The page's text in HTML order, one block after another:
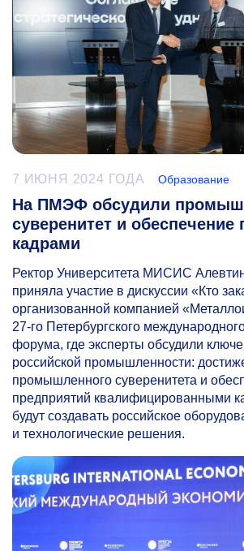
7 ИЮНЯ 2024 ГОДА Образование
На ПМЭФ обсудили
суверенитет и обеспечение
кадрами
Ректор Университета МИСИС
приняла участие в дискуссии «Кто
организованной компанией
27-го Петербургского
форума, где эксперты обсудили
российской промышленности:
промышленного суверенитета и
предприятий квалифицированными
будут создавать российское
и технологические решения.